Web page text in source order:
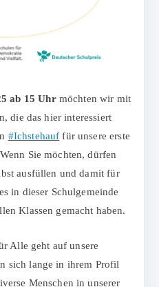
ab 15 Uhrmöchten wir mit
die das hier interessiert
#Ichstehauf für unsere erste
Sie möchten, dürfen
ausfüllen und damit für
in dieser Schulgemeinde
Klassen gemacht haben.
Alle geht auf unsere
sich lange in ihrem Profil
Menschen in unserer